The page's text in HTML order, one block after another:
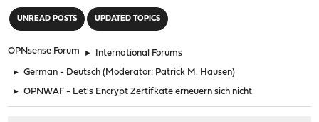
UNREAD POSTS UPDATED TOPICS
OPNsense Forum ► International Forums
► German - Deutsch (Moderator: Patrick M. Hausen)
► OPNWAF - Let's Encrypt Zertifkate erneuern sich nicht